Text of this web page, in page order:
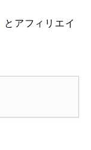
とアフィリエイ